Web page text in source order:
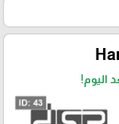
اليوم!